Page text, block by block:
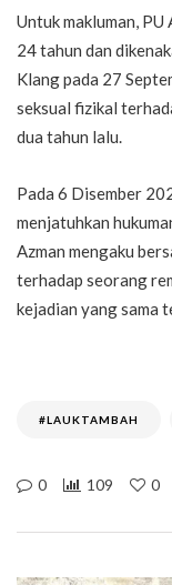
Untuk makluman,
24 tahun dan
Klang pada 27
seksual fizikal
dua tahun lalu.
Pada 6 Disember
menjatuhkan
Azman mengaku
terhadap seorang
kejadian yang sama
#LAUKTAMBAH
0 109 0